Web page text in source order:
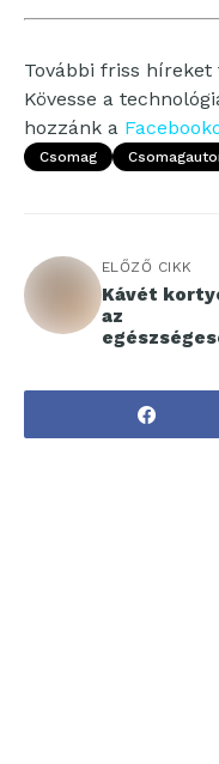
További friss híreket
Kövesse a
hozzánk a
Csomag
ELŐZŐ CIKK
Kávét
az